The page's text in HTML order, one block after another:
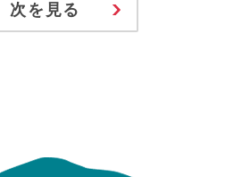
次を見る